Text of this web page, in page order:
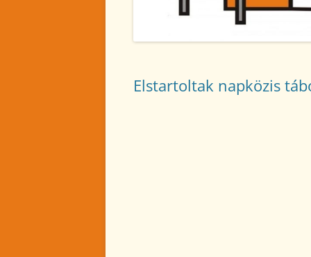
2024. SZEPTEMBER
2024. AUGUSZTUS
Elstartoltak napközis